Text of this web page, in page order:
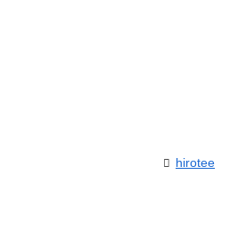
hirotee